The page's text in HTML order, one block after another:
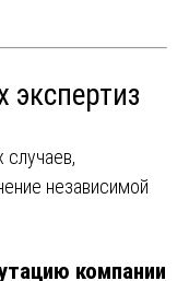
независимой
компании